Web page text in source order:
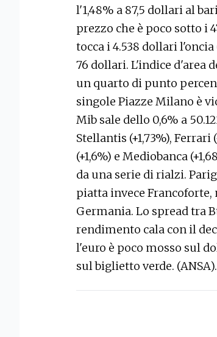
l'1,48% a 87,5 dollari al
prezzo che è poco sotto i
tocca i 4.538 dollari l'oncia
76 dollari. L'indice d'area
un quarto di punto
singole Piazze Milano è
Mib sale dello 0,6% a
Stellantis (+1,73%), Ferrari
(+1,6%) e Mediobanca
da una serie di rialzi.
piatta invece
Germania. Lo spread tra
rendimento cala con il
l'euro è poco mosso sul
sul biglietto verde. (ANSA).